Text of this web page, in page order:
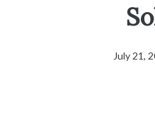
July 21,